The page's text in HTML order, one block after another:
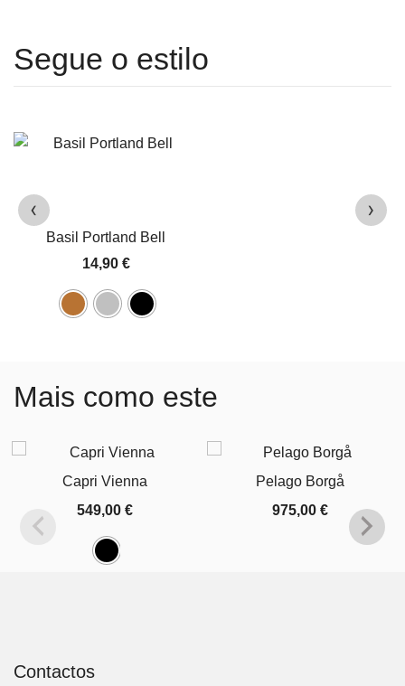
‹
Basil Portland Bell
14,90 €
›
Mais como este
Capri Vienna
549,00 €
Pelago Borgå
975,00€
Contactos